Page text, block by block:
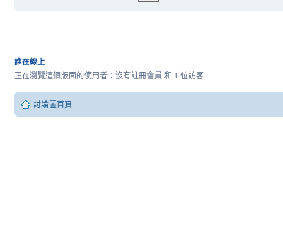
誰在線上
正在瀏覽這個版面的使用者：沒有註冊會員 和 1 位訪客
討論區首頁